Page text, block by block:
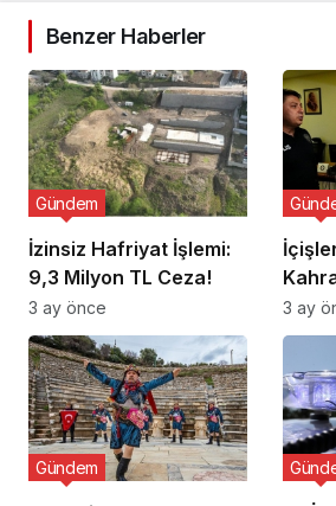
Benzer Haberler
İzinsiz Hafriyat İşlemi:
9,3 Milyon TL Ceza!
Gündem
3 ay önce 3 ay
Gündem